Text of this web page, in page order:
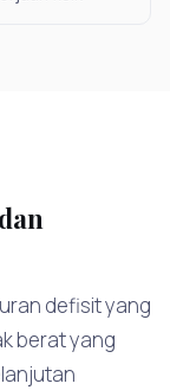
defisit yang
berat yang